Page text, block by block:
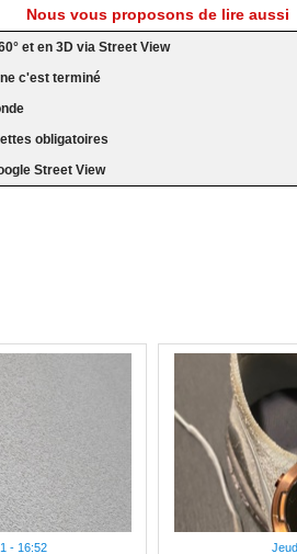
Nous vous proposons de lire aussi
et en 3D via Street View
c'est terminé
obligatoires
Street View
- 16:52